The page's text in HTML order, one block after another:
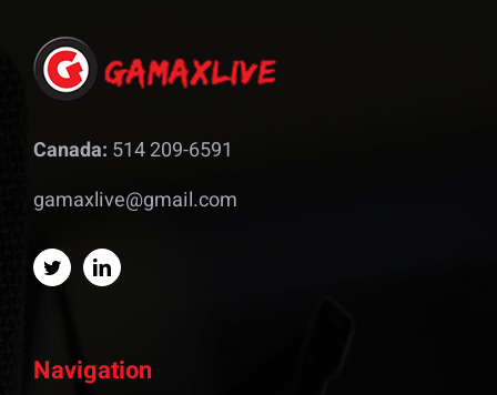
Canada: 514 209-6591
gamaxlive@gmail.com
Navigation